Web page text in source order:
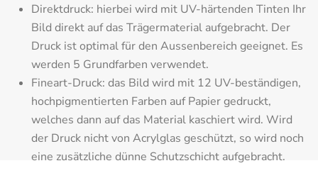
Direktdruck: hierbei wird mit UV-härtenden Tinten Ihr
Bild direkt auf das Trägermaterial aufgebracht. Der
Druck ist optimal für den Aussenbereich geeignet. Es
werden 5 Grundfarben verwendet.
Fineart-Druck: das Bild wird mit 12 UV-beständigen,
hochpigmentierten Farben auf Papier gedruckt,
welches dann auf das Material kaschiert wird. Wird
der Druck nicht von Acrylglas geschützt, so wird noch
eine zusätzliche dünne Schutzschicht aufgebracht.